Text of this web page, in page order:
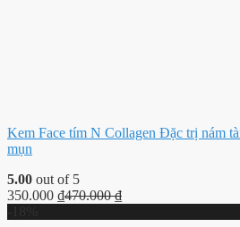
Kem Face tím N Collagen Đặc trị nám
mụn
5.00 out of 5
350.000 ₫470.000₫